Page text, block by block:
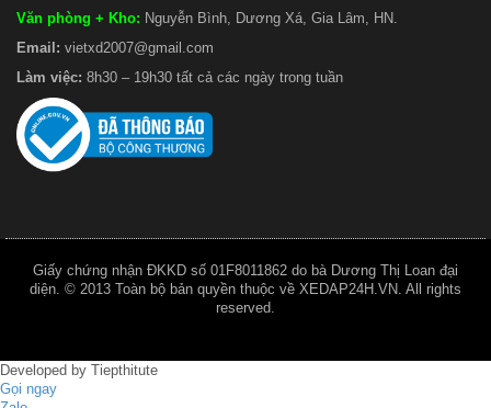
Văn phòng + Kho: Nguyễn Bình, Dương Xá, Gia Lâm, HN.
Email: vietxd2007@gmail.com
Làm việc: 8h30 – 19h30 tất cả các ngày trong tuần
Giấy chứng nhận ĐKKD số 01F8011862 do bà Dương Thị Loan đại
diện. © 2013 Toàn bộ bản quyền thuộc về XEDAP24H.VN. All rights
reserved.
Developed by Tiepthitute
Gọi ngay